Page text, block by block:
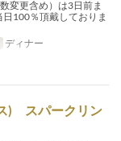
変更含め）は3日前ま
100％頂戴しておりま
ディナー
) スパークリン